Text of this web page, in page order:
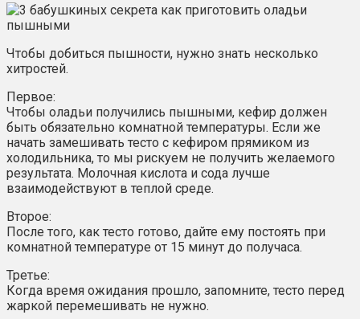
Чтобы добиться пышности, нужно знать несколько
хитростей.
Первое:
Чтобы оладьи получились пышными, кефир должен
быть обязательно комнатной температуры. Если же
начать замешивать тесто с кефиром прямиком из
холодильника, то мы рискуем не получить желаемого
результата. Молочная кислота и сода лучше
взаимодействуют в теплой среде.
Второе:
После того, как тесто готово, дайте ему постоять при
комнатной температуре от 15 минут до получаса.
Третье:
Когда время ожидания прошло, запомните, тесто перед
жаркой перемешивать не нужно.